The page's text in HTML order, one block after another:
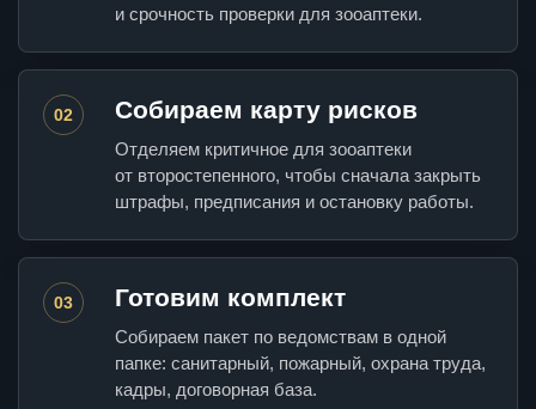
и срочность проверки для зооаптеки.
02 Собираем карту рисков
Отделяем критичное для зооаптеки
от второстепенного, чтобы сначала закрыть
штрафы, предписания и остановку работы.
03 Готовим комплект
Собираем пакет по ведомствам в одной
папке: санитарный, пожарный, охрана труда,
кадры, договорная база.